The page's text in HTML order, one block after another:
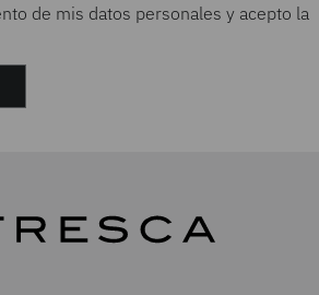
de mis datos personales y acepto la